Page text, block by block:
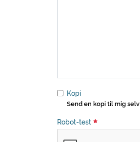
Kopi
Send en kopi til mig selv
Robot-test